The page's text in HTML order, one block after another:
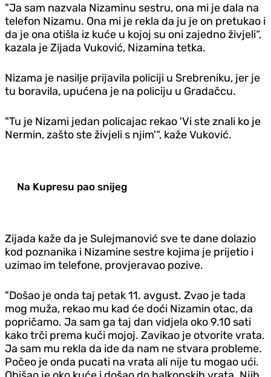
"Ja sam nazvala Nizaminu sestru, ona mi je dala na
telefon Nizamu. Ona mi je rekla da ju je on pretukao i
da je ona otišla iz kuće u kojoj su oni zajedno živjeli“,
kazala je Zijada Vuković, Nizamina tetka.
Nizama je nasilje prijavila policiji u Srebreniku, jer je
tu boravila, upućena je na policiju u Gradačcu.
"Tu je Nizami jedan policajac rekao 'Vi ste znali ko je
Nermin, zašto ste živjeli s njim'“, kaže Vuković.
Na Kupresu pao snijeg
Zijada kaže da je Sulejmanović sve te dane dolazio
kod poznanika i Nizamine sestre kojima je prijetio i
uzimao im telefone, provjeravao pozive.
"Došao je onda taj petak 11. avgust. Zvao je tada
mog muža, rekao mu kad će doći Nizamin otac, da
popričamo. Ja sam ga taj dan vidjela oko 9.10 sati
kako trči prema kući mojoj. Zavikao je otvorite vrata.
Ja sam mu rekla da ide da nam ne stvara probleme.
Počeo je onda pucati na vrata ali nije tu mogao ući.